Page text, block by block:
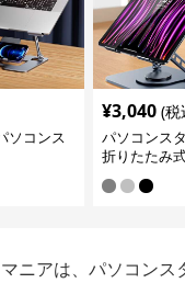
ソコンス
¥3,040 (税
パソコンス
折りたたみ
ニアは、パソコンス